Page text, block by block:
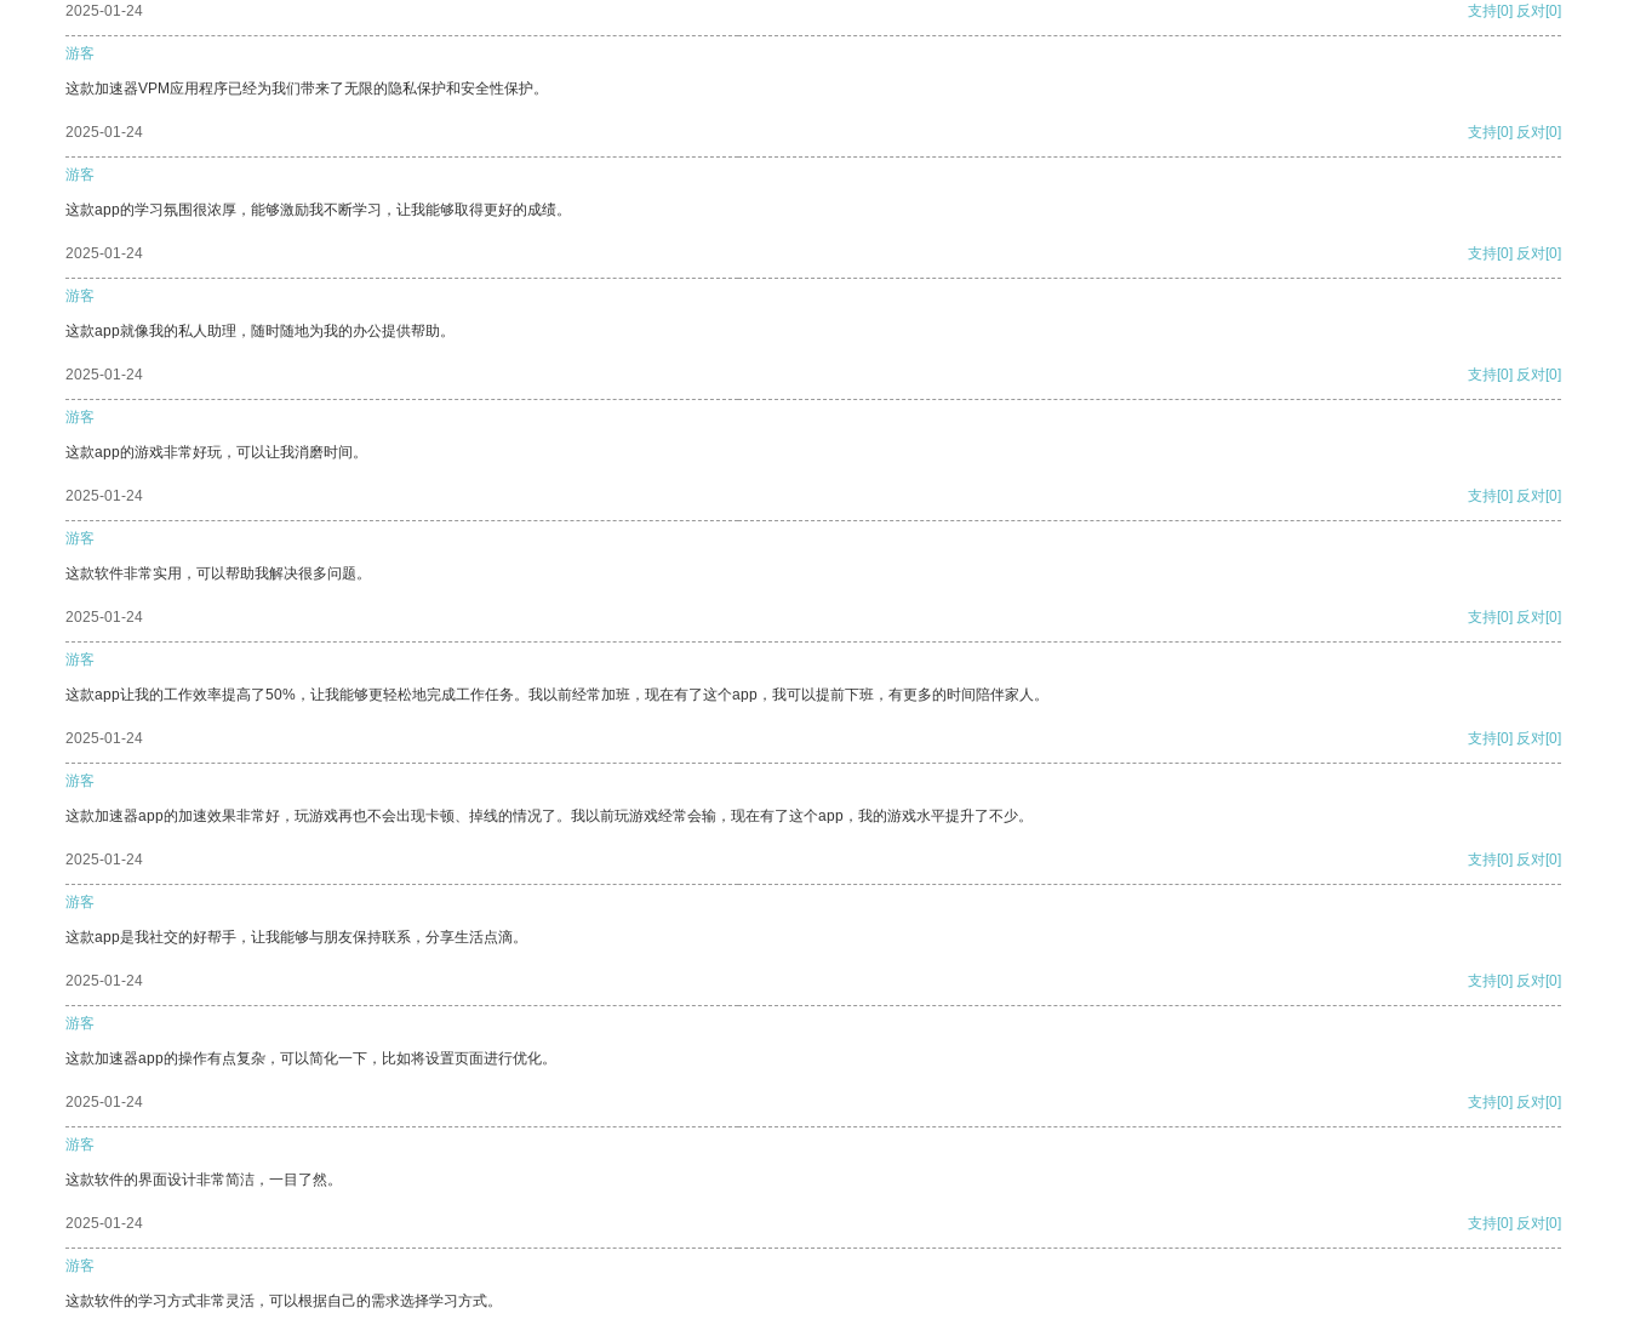
2025-01-24 支持[0] 反对[0]
游客
这款加速器VPM应用程序已经为我们带来了无限的隐私保护和安全性保护。
2025-01-24 支持[0] 反对[0]
游客
这款app的学习氛围很浓厚，能够激励我不断学习，让我能够取得更好的成绩。
2025-01-24 支持[0] 反对[0]
游客
这款app就像我的私人助理，随时随地为我的办公提供帮助。
2025-01-24 支持[0] 反对[0]
游客
这款app的游戏非常好玩，可以让我消磨时间。
2025-01-24 支持[0] 反对[0]
游客
这款软件非常实用，可以帮助我解决很多问题。
2025-01-24 支持[0] 反对[0]
游客
这款app让我的工作效率提高了50%，让我能够更轻松地完成工作任务。我以前经常加班，现在有了这个app，我可以提前下班，有更多的时间陪伴家人。
2025-01-24 支持[0] 反对[0]
游客
这款加速器app的加速效果非常好，玩游戏再也不会出现卡顿、掉线的情况了。我以前玩游戏经常会输，现在有了这个app，我的游戏水平提升了不少。
2025-01-24 支持[0] 反对[0]
游客
这款app是我社交的好帮手，让我能够与朋友保持联系，分享生活点滴。
2025-01-24 支持[0] 反对[0]
游客
这款加速器app的操作有点复杂，可以简化一下，比如将设置页面进行优化。
2025-01-24 支持[0] 反对[0]
游客
这款软件的界面设计非常简洁，一目了然。
2025-01-24 支持[0] 反对[0]
游客
这款软件的学习方式非常灵活，可以根据自己的需求选择学习方式。